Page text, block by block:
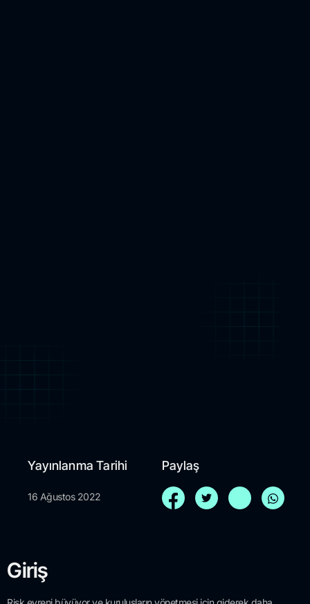
Yayınlanma Tarihi
16 Ağustos 2022
Paylaş
Giriş